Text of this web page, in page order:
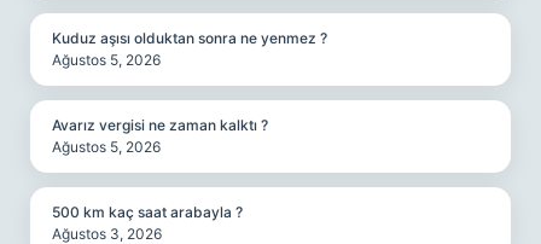
Kuduz aşısı olduktan sonra ne yenmez ?
Ağustos 5, 2026
Avarız vergisi ne zaman kalktı ?
Ağustos 5, 2026
500 km kaç saat arabayla ?
Ağustos 3, 2026